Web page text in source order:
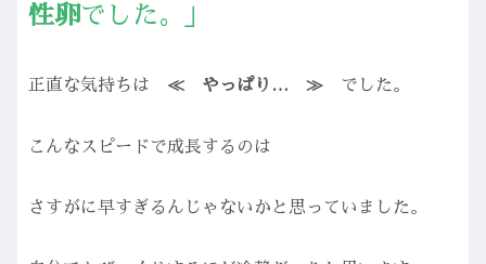
性卵でした。」
正直な気持ちは ≪ やっぱり… ≫ でした。
こんなスピードで成長するのは
さすがに早すぎるんじゃないかと思っていました。